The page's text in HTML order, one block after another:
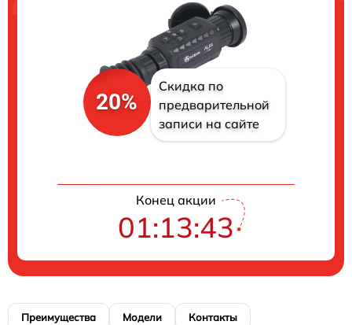
20%
Скидка по
предварительной
записи на сайте
Конец акции
01:13:43
Преимущества Модели Контакты